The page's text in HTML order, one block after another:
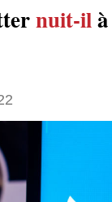
nuit-ilà